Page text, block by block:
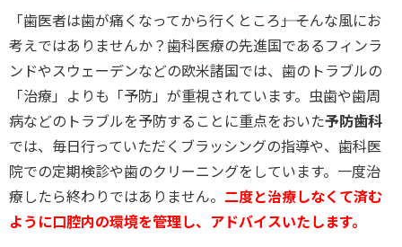
「歯医者は歯が痛くなってから行くところ――」そんな風にお
考えではありませんか？歯科医療の先進国であるフィンラ
ンドやスウェーデンなどの欧米諸国では、歯のトラブルの
「治療」よりも「予防」が重視されています。虫歯や歯周
病などのトラブルを予防することに重点をおいた予防歯科
では、毎日行っていただくブラッシングの指導や、歯科医
院での定期検診や歯のクリーニングをしています。一度治
療したら終わりではありません。 二度と治療しなくて済む
ように口腔内の環境を管理し、アドバイスいたします。